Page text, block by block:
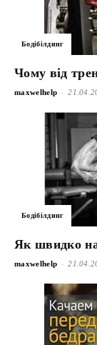
Бодібілдинг
Чому від
maxwelhelp -
Бодібілдинг
Як швидко
maxwelhelp -